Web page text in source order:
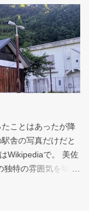
重要なのか？ 医師
は喫緊の課題で
紹介する「逆紹
きな壁が存在しま
分析し、未来への
診」患者 紹介状の
がえます。これが
り組...
ことはあったが降
舎の写真だけだと
Wikipediaで。 美佐
特の雰囲気を堪